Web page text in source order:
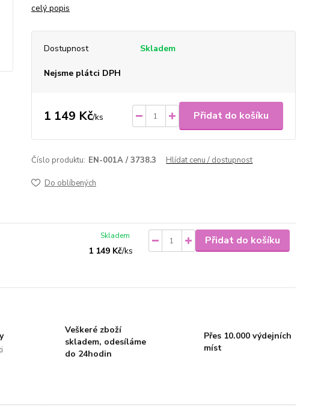
celý popis
Dostupnost Skladem
Nejsme plátci DPH
1 149 Kč/ks Přidat do košíku
Číslo produktu: EN-001A / 3738.3 Hlídat cenu / dostupnost
Do oblíbených
1 149 Kč/ks
Skladem Přidat do košíku
Veškeré zboží
skladem, odesíláme
do 24hodin
Přes 10.000 výdejních
míst